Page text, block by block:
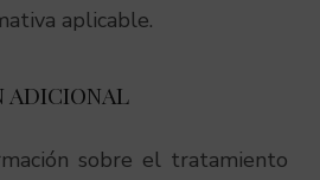
aplicable.
ADICIONAL
sobre el tratamiento